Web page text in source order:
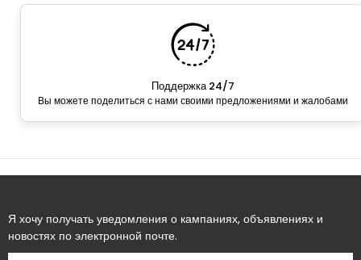
Поддержка 24/7
Вы можете поделиться с нами своими предложениями и жалобами
Я хочу получать уведомления о кампаниях, объявлениях и
новостях по электронной почте.